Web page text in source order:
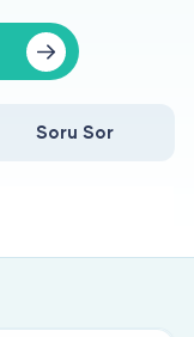
Soru Sor